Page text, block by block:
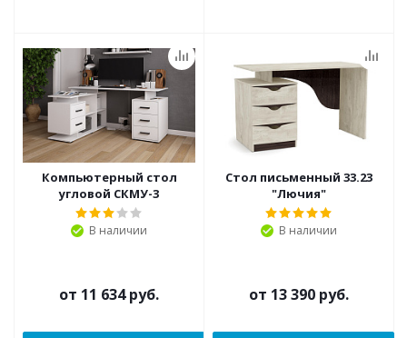
Компьютерный стол
угловой СКМУ-3
В наличии
от 11 634 руб.
Стол письменный 33.23
"Лючия"
В наличии
от 13 390 руб.